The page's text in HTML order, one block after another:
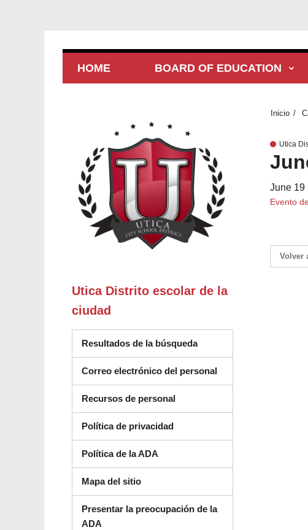
HOME BOARD OF EDUCATION
Inicio
Utica
June 19
Evento
Volver
Utica Distrito escolar de la
ciudad
Resultados de la búsqueda
Correo electrónico del personal
Recursos de personal
Política de privacidad
Política de la ADA
Mapa del sitio
Presentar la preocupación de la
ADA